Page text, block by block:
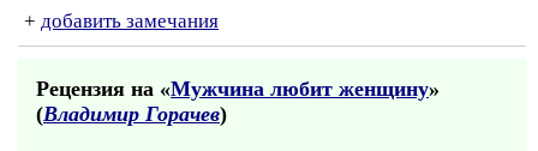
+ добавить замечания
Рецензия на «Мужчина любит женщину»
(Владимир Горачев)